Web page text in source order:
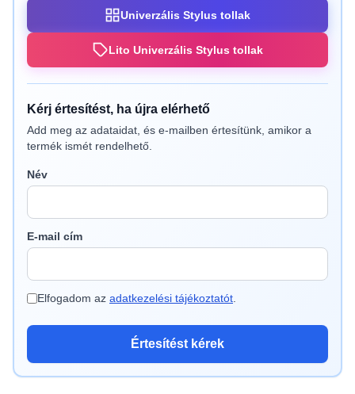
Univerzális Stylus tollak
Lito Univerzális Stylus tollak
Kérj értesítést, ha újra elérhető
Add meg az adataidat, és e-mailben értesítünk, amikor a
termék ismét rendelhető.
Név
E-mail cím
Elfogadom az adatkezelési tájékoztatót
Értesítést kérek